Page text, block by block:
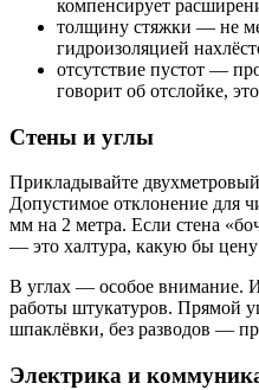
компенсирует
толщину стяжки — не
гидроизоляцией
отсутствие пустот —
говорит об отслойке,
Стены и углы
Прикладывайте
Допустимое отклонение для
мм на 2 метра. Если стена
— это халтура, какую бы
В углах — особое внимание.
работы штукатуров. Прямой
шпаклёвки, без разводов —
Электрика и